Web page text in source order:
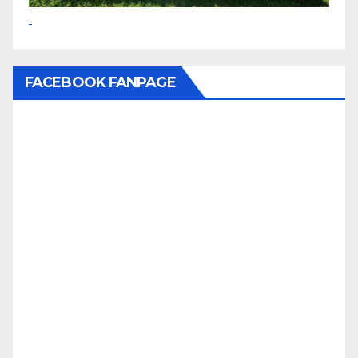
FACEBOOK FANPAGE